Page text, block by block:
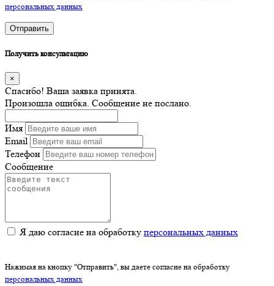
персональных данных
Отправить
Получить консультацию
×
Спасибо! Ваша заявка принята.
Произошла ошибка. Сообщение не послано.
Имя
Email
Телефон
Сообщение
Я даю согласие на обработку персональных данных
Нажимая на кнопку "Отправить", вы даете согласие на обработку
персональных данных